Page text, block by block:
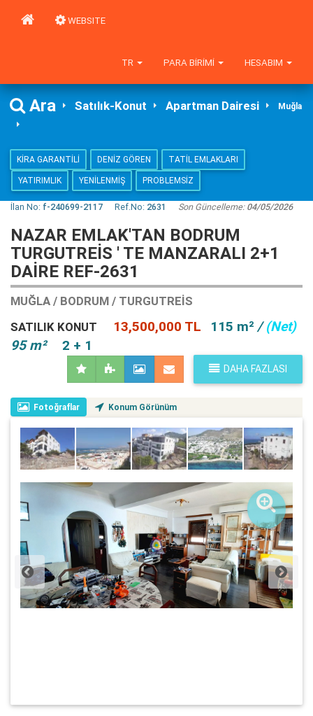
WEBSITE
HESABIM
PARA BIRIMI
TR
Ara Satılık-Konut Apartman Dairesi Muğla
KIRA GARANTILI DENIZ GÖREN
TATIL EMLAKLARI
YATIRIMLIK
YENILENMIŞ PROBLEMSIZ
İlan No: f-240699-2117 Ref.No: 2631 Son Güncelleme:04/05/2026
NAZAR EMLAK'TAN BODRUM
TURGUTREİS ' TE MANZARALI 2+1
DAİRE REF-2631
MUĞLA / BODRUM / TURGUTREIS
SATILIK KONUT
13,500,000 TL 115 m² /(Net)
95 m²
2 + 1
DAHA FAZLASI
Fotoğraflar Konum Görünüm